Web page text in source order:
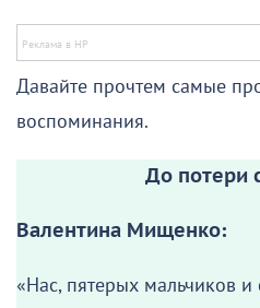
Давайте прочтем самые
воспоминания.
До потери
Валентина Мищенко:
«Нас, пятерых мальчиков и